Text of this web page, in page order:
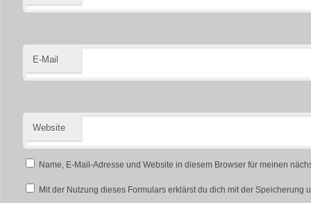
E-Mail
Website
Name, E-Mail-Adresse und Website in diesem Browser für meinen
Mit der Nutzung dieses Formulars erklärst du dich mit der Speicherung